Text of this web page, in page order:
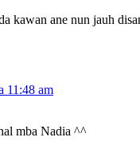
kawan ane nun jauh
11:48 am
mba Nadia ^^